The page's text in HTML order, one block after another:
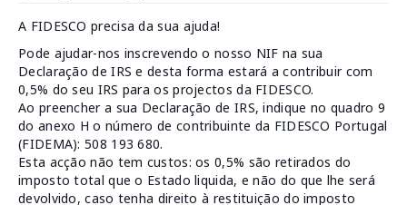
A FIDESCO precisa da sua ajuda!
Pode ajudar-nos inscrevendo o nosso NIF na sua
Declaração de IRS e desta forma estará a contribuir com
0,5% do seu IRS para os projectos da FIDESCO.
Ao preencher a sua Declaração de IRS, indique no quadro 9
do anexo H o número de contribuinte da FIDESCO Portugal
(FIDEMA): 508 193 680.
Esta acção não tem custos: os 0,5% são retirados do
imposto total que o Estado liquida, e não do que lhe será
devolvido, caso tenha direito à restituição do imposto